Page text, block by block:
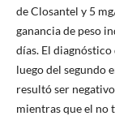
de Closantel y 5
ganancia de peso
días. El
luego del segundo
resultó ser
mientras que el no